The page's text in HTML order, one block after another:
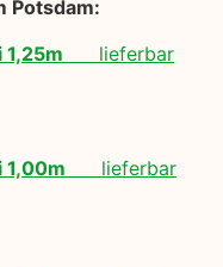
Potsdam:
lieferbar
1,00m lieferbar